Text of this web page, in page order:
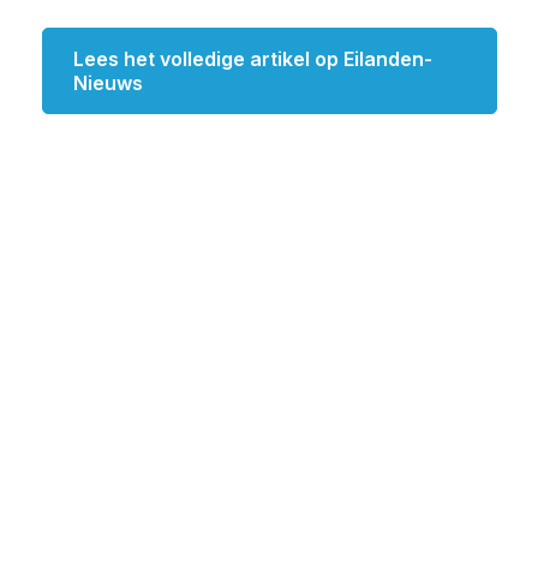
Lees het volledige artikel op Eilanden-
Nieuws